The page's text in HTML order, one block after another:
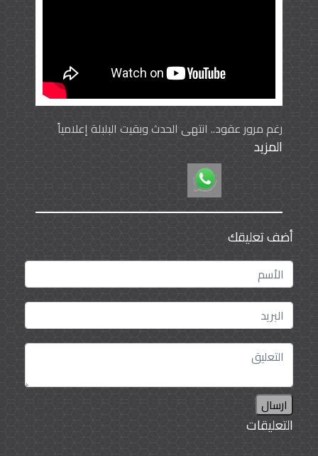
رغم مرور عقود.. انتهى الحدث وبقيت البلبلة إعلامياً
وجماهيرياً
المزيد
أضف تعليقك
ارسال
التعليقات